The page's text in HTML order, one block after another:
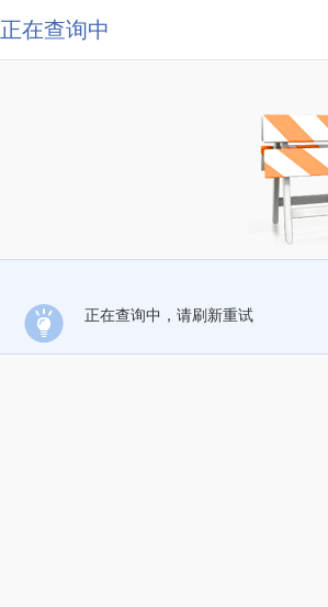
正在查询中
正在查询中，请刷新重试